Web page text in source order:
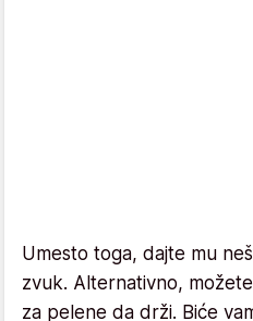
Umesto toga, dajte mu
zvuk. Alternativno,
za pelene da drži. Biće